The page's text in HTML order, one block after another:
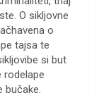
O sikljovne
o
tajsa te
si but
rodelape
bučake.